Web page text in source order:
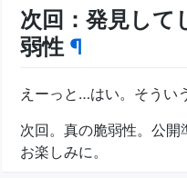
次回：発見して
弱性 ¶
えーっと…はい。そうい
次回。真の脆弱性。公開
お楽しみに。